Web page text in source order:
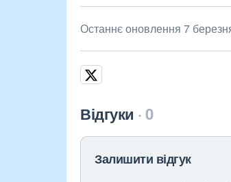
Останнє оновлення 7
Відгуки 0
Залишити відгук